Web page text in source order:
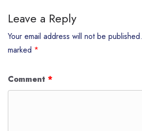
Leave a Reply
Your email address will not be published.
marked *
Comment *